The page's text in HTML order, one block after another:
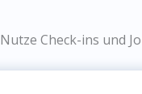
Nutze Check-ins und